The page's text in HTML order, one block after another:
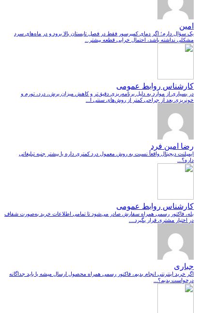
امین
یک سؤال دارم؛ اگر دمای کمپرسور فقط در فصل تابستان بالا برود و در ماه‌های سرد
مشکلی نداشته باشد، احتمال خرابی قطعه بیشتر...
کارشناس روابط عمومی
در بسیاری از موارد به دلیل برنامه‌ریزی دقیق‌تر و کاهش میزان برش، درد، تورم و
خونریزی بعد از جراحی کمتر از روش‌های سنتی ا...
رضا امین فرد
ایمپلنت دیجیتال واقعاً نسبت به روش معمول درد کمتری داره یا بیشتر جنبه تبلیغاتی
داره؟...
کارشناس روابط عمومی
بله، فاکتور رسمی همراه سفارش صادر می‌شود تا تمامی اطلاعات خرید به‌صورت شفاف
در اختیار مشتری قرار بگیرد....
جباری
اگر خرید اینترنتی انجام بدیم، فاکتور رسمی همراه محصول ارسال میشه یا باید جداگانه
درخواست بدیم؟...